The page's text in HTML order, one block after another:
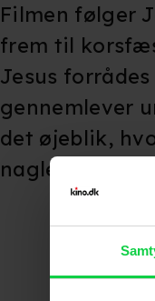
Filmen følger
frem til
Jesus
gennemlever
det øjeblik,
nagles fast til